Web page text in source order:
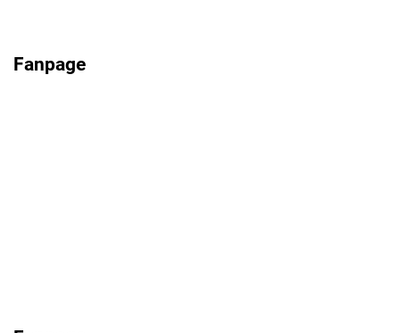
Fanpage